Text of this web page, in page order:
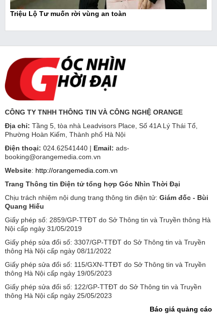
Triệu Lộ Tư muốn rời vùng an toàn
CÔNG TY TNHH THÔNG TIN VÀ CÔNG NGHỆ ORANGE
Địa chỉ: Tầng 5, tòa nhà Leadvisors Place, Số 41A Lý Thái Tổ,
Phường Hoàn Kiếm, Thành phố Hà Nội
Điện thoại: 024.62541440 | Email: ads-
booking@orangemedia.com.vn
Website: http://orangemedia.com.vn
Trang Thông tin Điện tử tổng hợp Góc Nhìn Thời Đại
Chịu trách nhiệm nội dung trang thông tin điện tử: Giám đốc - Bùi
Quang Hiếu
Giấy phép số: 2859/GP-TTĐT do Sở Thông tin và Truyền thông Hà
Nội cấp ngày 31/05/2019
Giấy phép sửa đổi số: 3307/GP-TTĐT do Sở Thông tin và Truyền
thông Hà Nội cấp ngày 08/11/2022
Giấy phép sửa đổi số: 115/GXN-TTĐT do Sở Thông tin và Truyền
thông Hà Nội cấp ngày 19/05/2023
Giấy phép sửa đổi số: 122/GP-TTĐT do Sở Thông tin và Truyền
thông Hà Nội cấp ngày 25/05/2023
Báo giá quảng cáo